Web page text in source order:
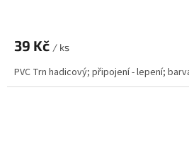
39 Kč / ks
PVC Trn hadicový; připojení - lepení;